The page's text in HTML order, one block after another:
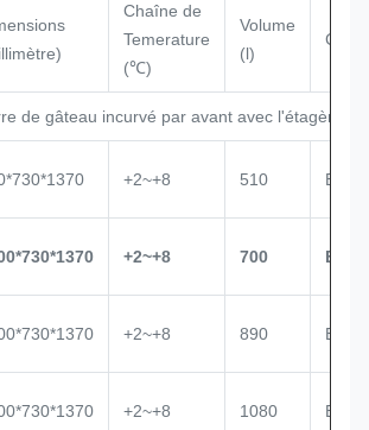
Chaîne de
Temerature
(℃)
Volume
(l)
de gâteau incurvé par avant avec l'étagère
+2~+8 510
+2~+8 700
+2~+8 890
+2~+8 1080